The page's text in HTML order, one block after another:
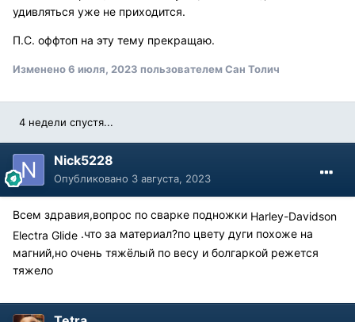
удивляться уже не приходится.
П.С. оффтоп на эту тему прекращаю.
Изменено6 июля, 2023 пользователем Сан Толич
4 недели спустя...
Nick5228
Опубликовано 3 августа, 2023
Всем здравия,вопрос по сварке подножки Harley-Davidson
Electra Glide .что за материал?по цвету дуги похоже на
магний,но очень тяжёлый по весу и болгаркой режется
тяжело